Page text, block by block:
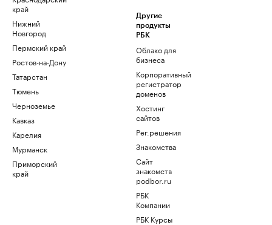
край
Нижний
Новгород
Пермский край
Ростов-на-Дону
Татарстан
Тюмень
Черноземье
Кавказ
Карелия
Мурманск
Приморский
край
Другие
продукты
РБК
Облако для
бизнеса
Корпоративный
регистратор
доменов
Хостинг
сайтов
Рег.решения
Знакомства
Сайт
знакомств
podbor.ru
РБК
Компании
РБК Курсы